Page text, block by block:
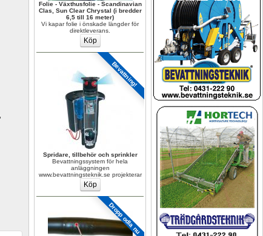
Folie - Växthusfolie - Scandinavian
Clas, Sun Clear Chrystal (i bredder
6,5 till 16 meter)
Vi kapar folie i önskade längder för
direktleverans.
Bevattning!
Spridare, tillbehör och sprinkler
Bevattningssystem för hela
anläggningen
www.bevattningsteknik.se projekterar
Dropp odla nu